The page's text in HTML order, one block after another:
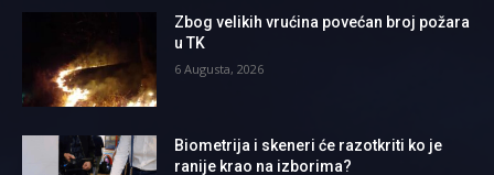
Zbog velikih vrućina povećan broj požara
u TK
6 Augusta, 2026
Biometrija i skeneri će razotkriti ko je
ranije krao na izborima?